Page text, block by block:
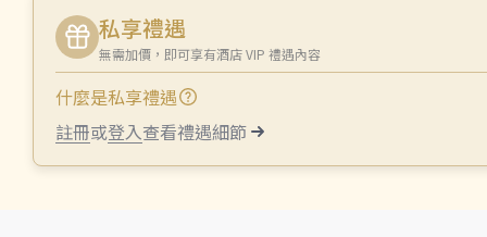
私享禮遇
無需加價，即可享有酒店 VIP 禮遇內容
什麼是私享禮遇
註冊或登入查看禮遇細節